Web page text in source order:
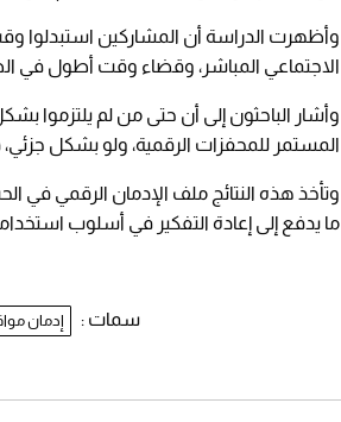
وأظهرت الدراسة أن المشاركين استبدلوا
الاجتماعي المباشر، وقضاء وقت أطول في
وأشار الباحثون إلى أن حتى من لم يلتزموا
المستمر للمحفزات الرقمية، ولو بشكل
وتأخذ هذه النتائج ملف الإدمان الرقمي في
ما يدفع إلى إعادة التفكير في أسلوب
سمات : إدمان